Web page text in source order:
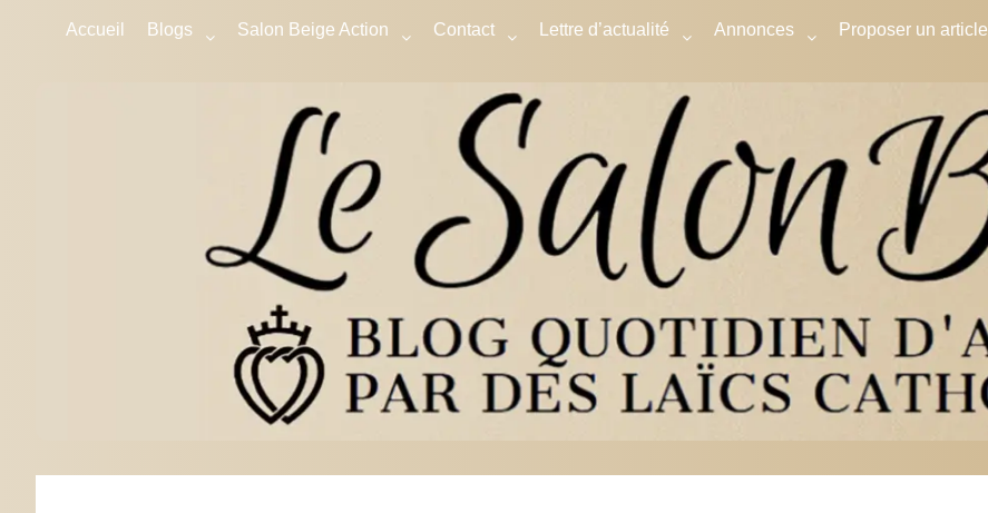
Accueil Blogs Salon Beige Action Contact Lettre d’actualité Annonces Proposer un article